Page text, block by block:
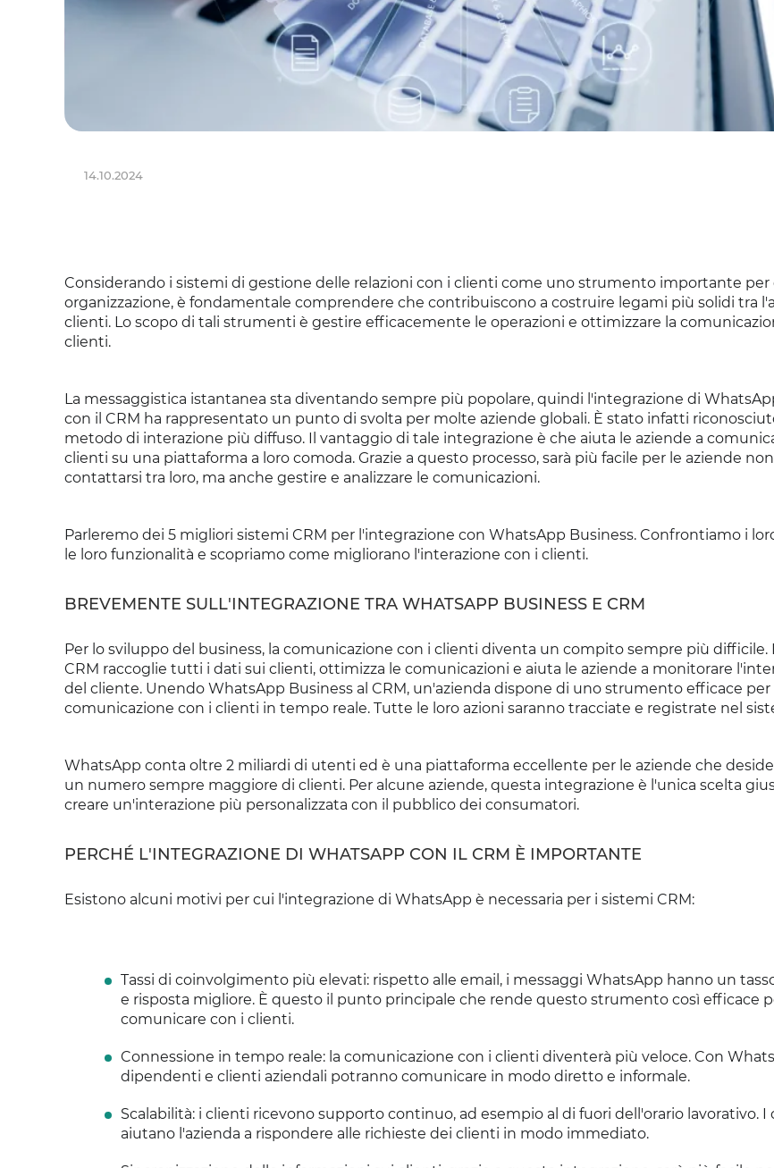
14.10.2024
Considerando i sistemi di gestione delle relazioni con i clienti come uno strumento importante per
organizzazione, è fondamentale comprendere che contribuiscono a costruire legami più solidi tra
clienti. Lo scopo di tali strumenti è gestire efficacemente le operazioni e ottimizzare la
clienti.
La messaggistica istantanea sta diventando sempre più popolare, quindi l'integrazione di
con il CRM ha rappresentato un punto di svolta per molte aziende globali. È stato infatti
metodo di interazione più diffuso. Il vantaggio di tale integrazione è che aiuta le aziende a
clienti su una piattaforma a loro comoda. Grazie a questo processo, sarà più facile per le aziende
contattarsi tra loro, ma anche gestire e analizzare le comunicazioni.
Parleremo dei 5 migliori sistemi CRM per l'integrazione con WhatsApp Business. Confrontiamo i
le loro funzionalità e scopriamo come migliorano l'interazione con i clienti.
BREVEMENTE SULL'INTEGRAZIONE TRA WHATSAPP BUSINESS E CRM
Per lo sviluppo del business, la comunicazione con i clienti diventa un compito sempre più difficile.
CRM raccoglie tutti i dati sui clienti, ottimizza le comunicazioni e aiuta le aziende a monitorare
del cliente. Unendo WhatsApp Business al CRM, un'azienda dispone di uno strumento efficace per
comunicazione con i clienti in tempo reale. Tutte le loro azioni saranno tracciate e registrate nel
WhatsApp conta oltre 2 miliardi di utenti ed è una piattaforma eccellente per le aziende che
un numero sempre maggiore di clienti. Per alcune aziende, questa integrazione è l'unica scelta
creare un'interazione più personalizzata con il pubblico dei consumatori.
PERCHÉ L'INTEGRAZIONE DI WHATSAPP CON IL CRM È IMPORTANTE
Esistono alcuni motivi per cui l'integrazione di WhatsApp è necessaria per i sistemi CRM:
Tassi di coinvolgimento più elevati: rispetto alle email, i messaggi WhatsApp hanno un
e risposta migliore. È questo il punto principale che rende questo strumento così efficace
comunicare con i clienti.
Connessione in tempo reale: la comunicazione con i clienti diventerà più veloce. Con
dipendenti e clienti aziendali potranno comunicare in modo diretto e informale.
Scalabilità: i clienti ricevono supporto continuo, ad esempio al di fuori dell'orario lavorativo. I
aiutano l'azienda a rispondere alle richieste dei clienti in modo immediato.